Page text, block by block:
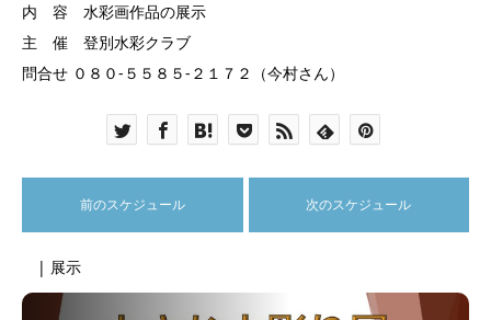
内 容 水彩画作品の展示
主 催 登別水彩クラブ
問合せ ０８０‐５５８５-２１７２（今村さん）
前のスケジュール 次のスケジュール
| 展示